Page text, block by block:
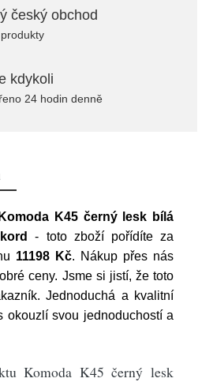
český obchod
kdykoli
24 hodin denně
Komoda K45 černý lesk bílá
- toto zboží pořídíte za
11198 Kč. Nákup přes nás
ceny. Jsme si jistí, že toto
Jednoduchá a kvalitní
okouzlí svou jednoduchostí a
Komoda K45 černý lesk